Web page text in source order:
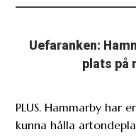
Uefaranken:
plats på
PLUS. Hammarby har
kunna hålla